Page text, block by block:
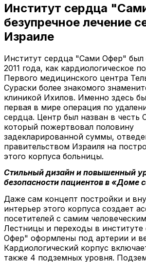
Институт сердца
безупречное лечение
Израиле
Институт сердца "Сами Офер" был
2011 года, как кардиологическое
Первого медицинского центра
Сураски более знакомого
клиникой Ихилов. Именно здесь
первая в мире операция по
сердца. Центр был назван в честь
который пожертвовал половину
задекларированной суммы,
правительством Израиля на
этого корпуса больницы.
Стильный дизайн и повышенный
безопасности пациентов в «Доме
Даже сам концепт постройки и
интерьер этого корпуса создает
посетителей с самим
Лестницы и переходы в
Офер" оформлены под артерии и
Кардиологический корпус
также 4 подземных уровня.